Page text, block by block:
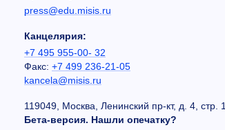
press@edu.misis.ru
Канцелярия:
+7 495 955-00- 32
Факс: +7 499 236-21-05
kancela@misis.ru
119049, Москва, Ленинский пр-кт, д. 4, стр. 1
Бета-версия. Нашли опечатку?